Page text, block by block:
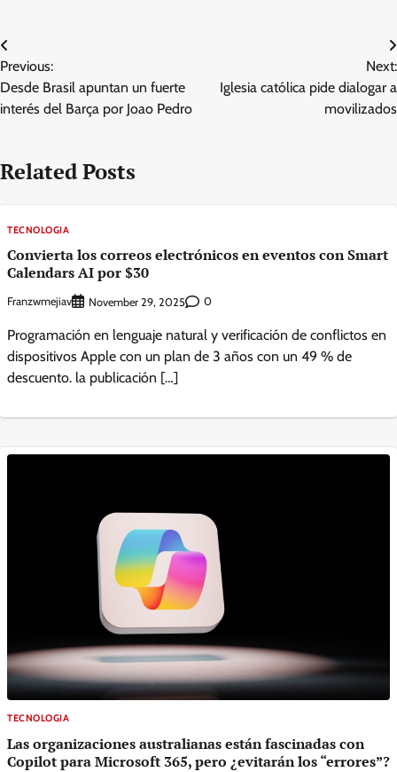
Post
navigation
Previous:
Desde Brasil apuntan un fuerte
interés del Barça por Joao Pedro
Next:
Iglesia católica pide dialogar a
movilizados
Related Posts
TECNOLOGIA
Convierta los correos electrónicos en eventos con Smart
Calendars AI por $30
Franzwmejiav November 29, 2025 0
Programación en lenguaje natural y verificación de conflictos en
dispositivos Apple con un plan de 3 años con un 49 % de
descuento. la publicación […]
TECNOLOGIA
Las organizaciones australianas están fascinadas con
Copilot para Microsoft 365, pero ¿evitarán los “errores”?